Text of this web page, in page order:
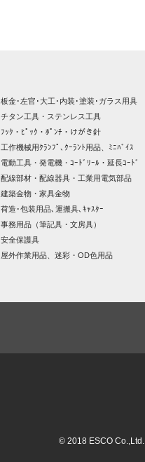
板金･左官･大工･内装･塗装･ガラス用具
チタン工具・ステンレス工具
ﾌｯｸ・ﾋﾟｯｸ・ﾎﾟﾝﾁ・けがき針
工作機械用ｸﾗﾝﾌﾟ､ｸｰﾗﾝﾄ用品、ﾐﾆﾊﾞｲｽ
電動工具・発電機・ｺｰﾄﾞﾘｰﾙ・延長ｺｰﾄﾞ
配線部材・配線器具・工業用電気部品
建築金物・家具金物
荷造･包装用品､運搬具､ｷｬｽﾀｰ
事務用品（筆記具・文房具）
安全保護具
屋外作業用品、迷彩・OD色用品
© 2018 ESCO Co.,Ltd.